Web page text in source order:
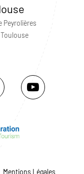
Peyrolières
Mentions Légales